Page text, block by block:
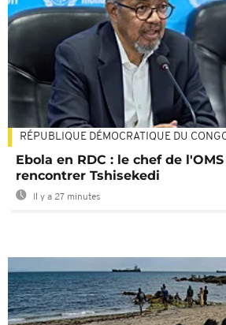
RÉPUBLIQUE DÉMOCRATIQUE DU
Ebola en RDC : le chef de
rencontrer Tshisekedi
Il y a 27 minutes